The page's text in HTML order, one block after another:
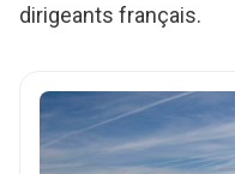
dirigeants français.